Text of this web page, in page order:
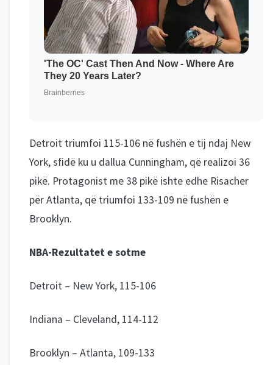
Detroit triumfoi 115-106 në fushën e tij ndaj New
York, sfidë ku u dallua Cunningham, që realizoi 36
pikë. Protagonist me 38 pikë ishte edhe Risacher
për Atlanta, që triumfoi 133-109 në fushën e
Brooklyn.
NBA-Rezultatet e sotme
Detroit – New York, 115-106
Indiana – Cleveland, 114-112
Brooklyn – Atlanta, 109-133